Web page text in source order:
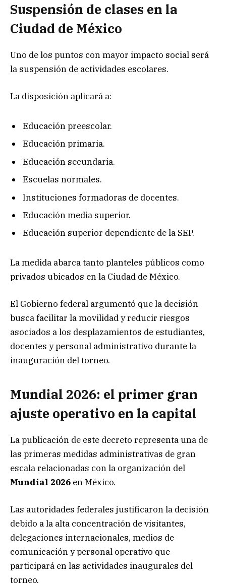
Suspensión de clases en la
Ciudad de México
Uno de los puntos con mayor impacto social será
la suspensión de actividades escolares.
La disposición aplicará a:
Educación preescolar.
Educación primaria.
Educación secundaria.
Escuelas normales.
Instituciones formadoras de docentes.
Educación media superior.
Educación superior dependiente de la SEP.
La medida abarca tanto planteles públicos como
privados ubicados en la Ciudad de México.
El Gobierno federal argumentó que la decisión
busca facilitar la movilidad y reducir riesgos
asociados a los desplazamientos de estudiantes,
docentes y personal administrativo durante la
inauguración del torneo.
Mundial 2026: el primer gran
ajuste operativo en la capital
La publicación de este decreto representa una de
las primeras medidas administrativas de gran
escala relacionadas con la organización del
Mundial 2026 en México.
Las autoridades federales justificaron la decisión
debido a la alta concentración de visitantes,
delegaciones internacionales, medios de
comunicación y personal operativo que
participará en las actividades inaugurales del
torneo.